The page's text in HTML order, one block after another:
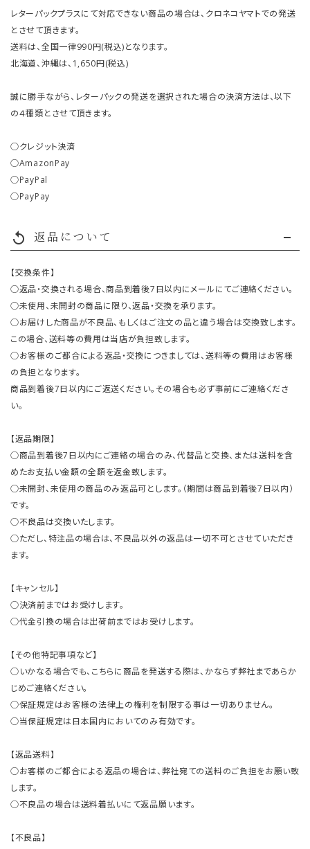
レターパックプラスにて対応できない商品の場合は、クロネコヤマトでの発送
とさせて頂きます。
送料は、全国一律990円(税込)となります。
北海道、沖縄は、1,650円(税込)
誠に勝手ながら、レターパックの発送を選択された場合の決済方法は、以下
の４種類とさせて頂きます。
○クレジット決済
○AmazonPay
○PayPal
○PayPay
replay 返品について
【交換条件】
○返品・交換される場合、商品到着後7日以内にメールにてご連絡ください。
○未使用、未開封の商品に限り、返品・交換を承ります。
○お届けした商品が不良品、もしくはご注文の品と違う場合は交換致します。
この場合、送料等の費用は当店が負担致します。
○お客様のご都合による返品・交換につきましては、送料等の費用はお客様
の負担となります。
商品到着後7日以内にご返送ください。その場合も必ず事前にご連絡くださ
い。
【返品期限】
○商品到着後7日以内にご連絡の場合のみ、代替品と交換、または送料を含
めたお支払い金額の全額を返金致します。
○未開封、未使用の商品のみ返品可とします。（期間は商品到着後7日以内）
です。
○不良品は交換いたします。
○ただし、特注品の場合は、不良品以外の返品は一切不可とさせていただき
ます。
【キャンセル】
○決済前まではお受けします。
○代金引換の場合は出荷前まではお受けします。
【その他特記事項など】
○いかなる場合でも、こちらに商品を発送する際は、かならず弊社まであらか
じめご連絡ください。
○保証規定はお客様の法律上の権利を制限する事は一切ありません。
○当保証規定は日本国内においてのみ有効です。
【返品送料】
○お客様のご都合による返品の場合は、弊社宛ての送料のご負担をお願い致
します。
○不良品の場合は送料着払いにて返品願います。
【不良品】